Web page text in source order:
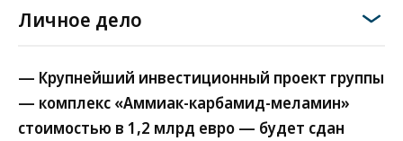
Личное дело
— Крупнейший инвестиционный проект группы
— комплекс «Аммиак-карбамид-меламин»
стоимостью в 1,2 млрд евро — будет сдан